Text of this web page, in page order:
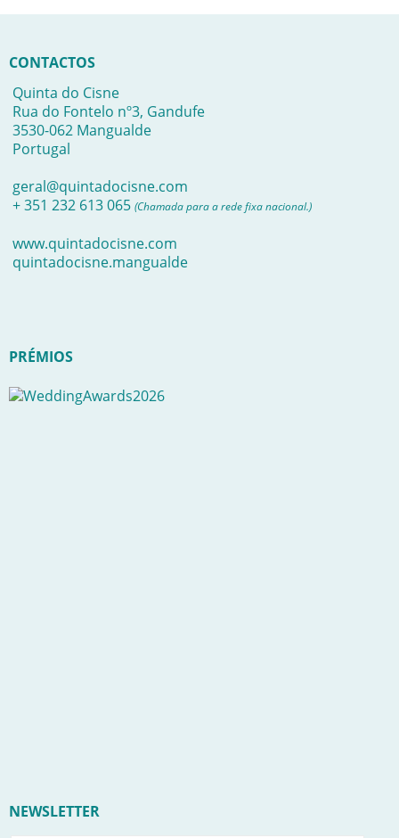
CONTACTOS
Quinta do Cisne
Rua do Fontelo nº3, Gandufe
3530-062 Mangualde
Portugal
geral@quintadocisne.com
+ 351 232 613 065 (Chamada para a rede fixa nacional.)
www.quintadocisne.com
quintadocisne.mangualde
PRÉMIOS
NEWSLETTER